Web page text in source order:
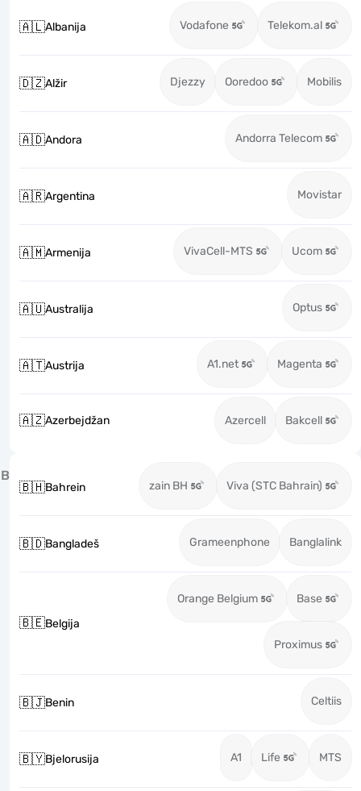
🇦🇱Albanija Vodafone Telekom.al
🇩🇿Alžir Djezzy Ooredoo Mobilis
🇦🇩Andora Andorra Telecom
🇦🇷Argentina Movistar
🇦🇲Armenija VivaCell-MTS Ucom
🇦🇺Australija Optus
🇦🇹Austrija A1.net Magenta
🇦🇿Azerbejdžan Azercell Bakcell
B
🇧🇭Bahrein zain BH Viva (STC Bahrain)
🇧🇩Bangladeš Grameenphone Banglalink
🇧🇪Belgija
Orange Belgium Base
Proximus
🇧🇯Benin Celtiis
🇧🇾Bjelorusija A1 Life MTS